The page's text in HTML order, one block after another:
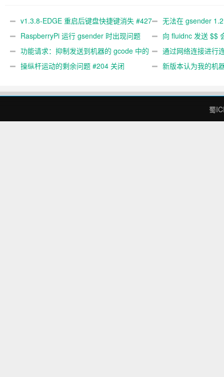
v1.3.8-EDGE 重启后键盘快捷键消失 #427
关闭
无法在 gsender
#367
RaspberryPi 运行 gsender 时出现问题
#89
向 fluidnc 发送 $$
#473
功能请求：抑制发送到机器的 gcode 中的
gcode 注释。 #444 关闭
通过网络连接进行
操纵杆运动的剩余问题 #204 关闭
新版本认为我的机
蜀